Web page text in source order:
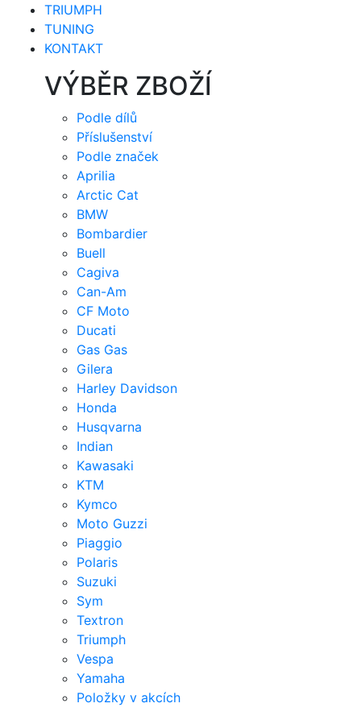
TRIUMPH
TUNING
KONTAKT
VÝBĚR ZBOŽÍ
Podle dílů
Příslušenství
Podle značek
Aprilia
Arctic Cat
BMW
Bombardier
Buell
Cagiva
Can-Am
CF Moto
Ducati
Gas Gas
Gilera
Harley Davidson
Honda
Husqvarna
Indian
Kawasaki
KTM
Kymco
Moto Guzzi
Piaggio
Polaris
Suzuki
Sym
Textron
Triumph
Vespa
Yamaha
Položky v akcích